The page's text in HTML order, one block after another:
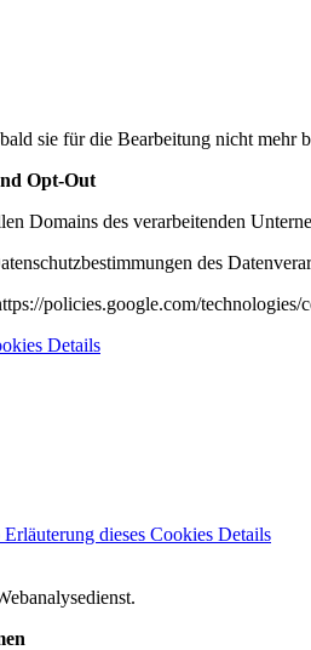
sie für die Bearbeitung nicht mehr
Opt-Out
Domains des verarbeitenden
des
policies.google.com/technologies/
Details
Erläuterung dieses Cookies Details